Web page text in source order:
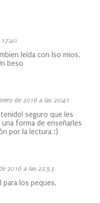
leida con lso mios,
beso
de 2016 a las 20:41
seguro que les
forma de enseñarles
por la lectura :)
2016 a las 22:53
para los peques.